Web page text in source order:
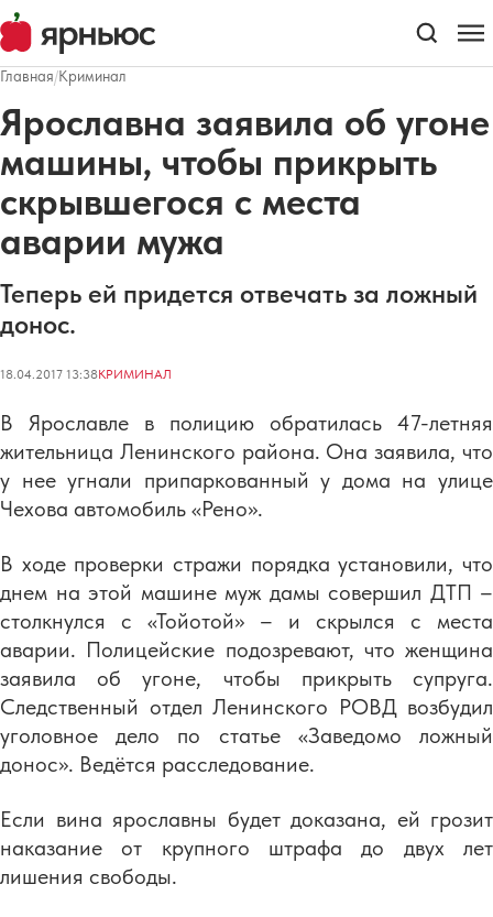
Главная/Криминал
Ярославна заявила об угоне
машины, чтобы прикрыть
скрывшегося с места
аварии мужа
Теперь ей придется отвечать за ложный
донос.
18.04.2017 13:38КРИМИНАЛ
В Ярославле в полицию обратилась 47-летняя
жительница Ленинского района. Она заявила, что
у нее угнали припаркованный у дома на улице
Чехова автомобиль «Рено».
В ходе проверки стражи порядка установили, что
днем на этой машине муж дамы совершил ДТП –
столкнулся с «Тойотой» – и скрылся с места
аварии. Полицейские подозревают, что женщина
заявила об угоне, чтобы прикрыть супруга.
Следственный отдел Ленинского РОВД возбудил
уголовное дело по статье «Заведомо ложный
донос». Ведётся расследование.
Если вина ярославны будет доказана, ей грозит
наказание от крупного штрафа до двух лет
лишения свободы.